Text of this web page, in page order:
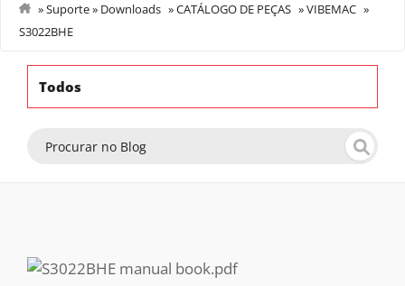
»Suporte» Downloads »CATÁLOGO DE PEÇAS »VIBEMAC »
S3022BHE
Todos